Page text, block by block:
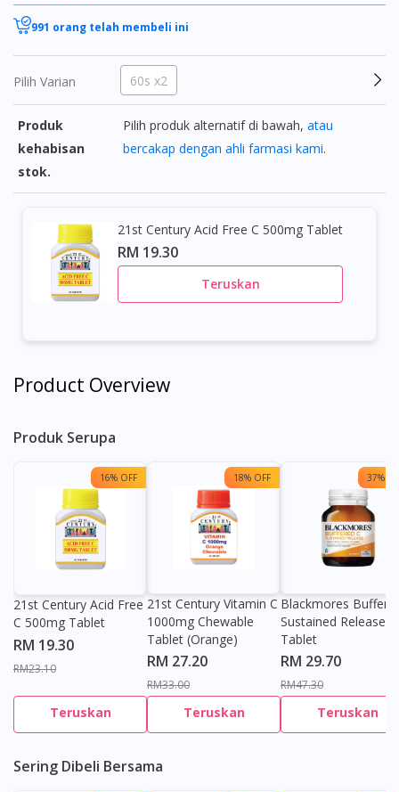
991 orang telah membeli ini
Pilih Varian 60s x2
Produk
kehabisan
stok.
Pilih produk alternatif di bawah,atau
bercakap dengan ahli farmasi kami.
21st Century Acid Free C 500mg Tablet
RM 19.30
Teruskan
Product Overview
Produk Serupa
16% OFF
21st Century Acid Free
C 500mg Tablet
RM 19.30
RM23.10
Teruskan
18% OFF
21st Century Vitamin C
1000mg Chewable
Tablet (Orange)
RM 27.20
RM33.00
Teruskan
37%
Blackmores
Sustained Release
Tablet
RM 29.70
RM47.30
Teruskan
Sering Dibeli Bersama